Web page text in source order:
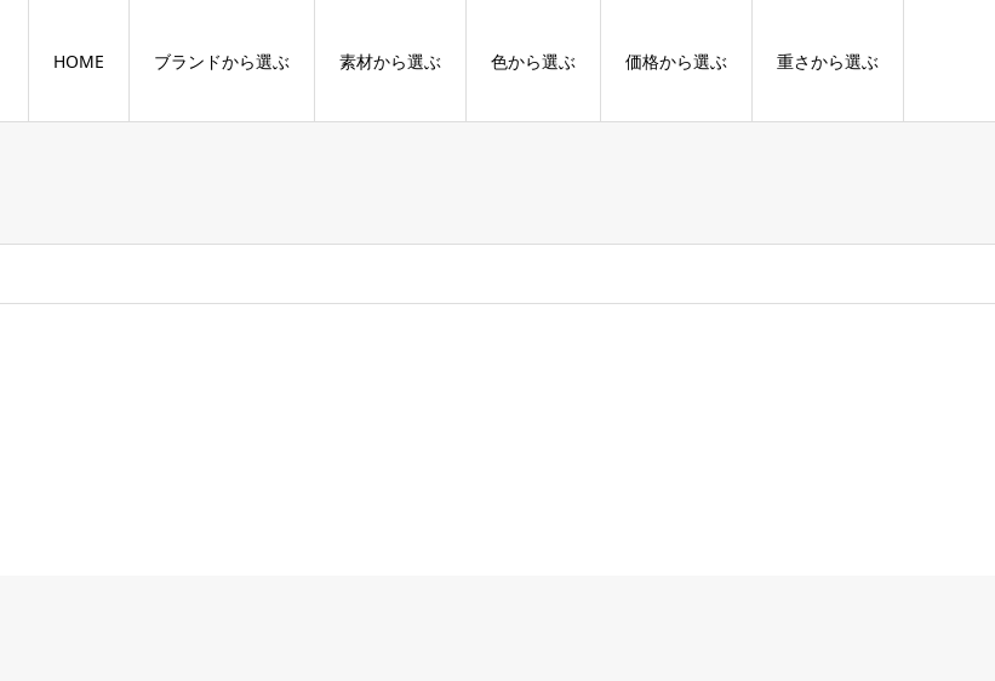
HOME ブランドから選ぶ 素材から選ぶ 色から選ぶ 価格から選ぶ 重さから選ぶ